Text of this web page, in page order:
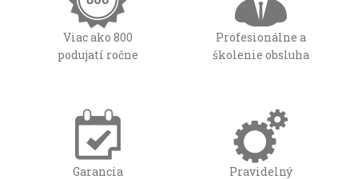
Viac ako 800
podujatí ročne
Profesionálne a
školenie obsluha
Garancia
Pravidelný